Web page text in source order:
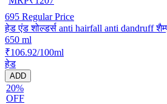
695 Regular Price
हेड एंड शोल्डर्स anti hairfall anti dandruff
650 ml
₹106.92/100ml
हेड
ADD
20%
OFF